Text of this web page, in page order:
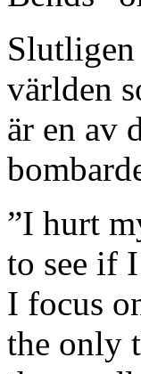
Slutligen
världen
är en av
”I hurt
to see if
I focus
the only